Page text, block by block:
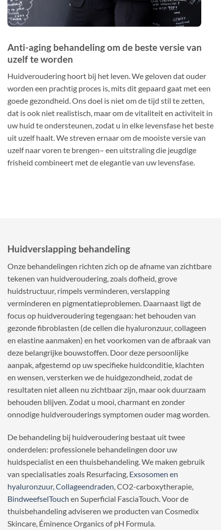
Anti-aging behandeling om de beste versie van
uzelf te worden
Huidveroudering hoort bij het leven. We geloven dat ouder
worden een prachtig proces is, mits dit gepaard gaat met een
goede gezondheid. Ons doel is niet om de tijd stil te zetten,
dat is ook niet realistisch, maar om de vitaliteit en activiteit in
uw huid te ondersteunen, zodat u in elke levensfase het beste
uit uzelf haalt. We streven ernaar om de mooiste versie van
uzelf naar voren te brengen– een uitstraling die jeugdige
frisheid combineert met de elegantie van uw levensfase.
Huidverslapping behandeling
Onze behandelingen richten zich op de afname van zichtbare
tekenen van huidveroudering, zoals dofheid, grove
huidstructuur, rimpels verminderen, verslapping
verminderen en pigmentatieproblemen. Daarnaast ligt de
focus op huidveroudering tegengaan: het behouden van
gezonde fibroblasten (de cellen die hyaluronzuur, collageen
en elastine aanmaken) en het voorkomen van de afbraak van
deze belangrijke bouwstoffen. Door deze persoonlijke
aanpak, afgestemd op uw specifieke huidconditie, klachten
en wensen, versterken we de huidgezondheid, zodat de
resultaten niet alleen nu zichtbaar zijn, maar ook duurzaam
behouden blijven. Zodat u mooi, charmant en zonder
onnodige huidverouderings symptomen ouder mag worden.
De behandeling bij huidveroudering bestaat uit twee
onderdelen: professionele behandelingen door uw
huidspecialist en een thuisbehandeling. We maken gebruik
van specialisaties zoals Resurfacing, Exsosomen en
hyaluronzuur, Collageendraden , CO2-carboxytherapie,
BindweefselTouch en Superficial FasciaTouch. Voor de
thuisbehandeling adviseren we producten van Cosmedix
Skincare, Éminence Organics of pH Formula.